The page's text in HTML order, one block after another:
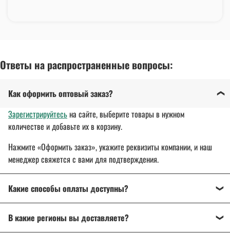
Ответы на распространенные вопросы:
Как оформить оптовый заказ?
Зарегистрируйтесьна сайте, выберите товары в нужном
количестве и добавьте их в корзину.
Нажмите «Оформить заказ», укажите реквизиты компании, и наш
менеджер свяжется с вами для подтверждения.
Какие способы оплаты доступны?
расчетный счет организации.
В какие регионы вы доставляете?